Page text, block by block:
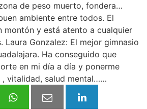
de peso muerto, fondera…
ambiente entre todos. El
montón y está atento a cualquier
Laura Gonzalez: El mejor gimnasio
Ha conseguido que
en mi día a día y ponerme
, vitalidad, salud mental……